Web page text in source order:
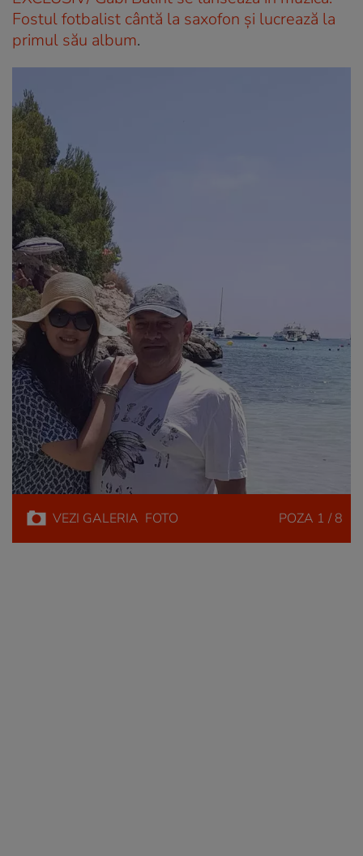
Fostul fotbalist cântă la saxofon și lucrează la
primul său album.
VEZI GALERIA FOTO POZA 1 / 8